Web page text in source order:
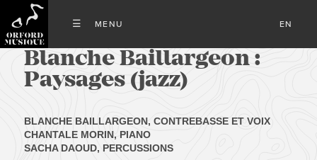
EN
Blanche Baillargeon :
Paysages (jazz)
BLANCHE BAILLARGEON, CONTREBASSE ET VOIX
CHANTALE MORIN, PIANO
SACHA DAOUD, PERCUSSIONS